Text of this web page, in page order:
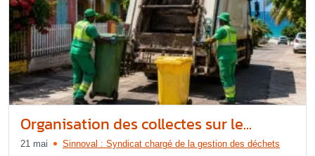
Organisation des collectes sur le...
21 mai Sinnoval : Syndicat chargé de la gestion des déchets